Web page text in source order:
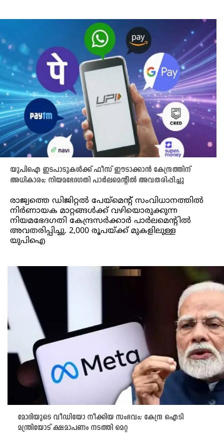
യുപിഐ ഇടപാടുകൾക്ക് ഫീസ് ഈടാക്കാൻ കേന്ദ്രത്തിന്
അധികാരം; നിയമഭേദഗതി പാർലമെന്റിൽ അവതരിപ്പിച്ചു
രാജ്യത്തെ ഡിജിറ്റൽ പേയ്മെന്റ് സംവിധാനത്തിൽ
നിർണായക മാറ്റങ്ങൾക്ക് വഴിയൊരുക്കുന്ന
നിയമഭേദഗതി കേന്ദ്രസർക്കാർ പാർലമെന്റിൽ
അവതരിപ്പിച്ചു. 2,000 രൂപയ്ക്ക് മുകളിലുള്ള
യുപിഐ
മോദിയുടെ വീഡിയോ നീക്കിയ സംഭവം; കേന്ദ്ര ഐടി
മന്ത്രിയോട് ക്ഷമാപണം നടത്തി മെറ്റ